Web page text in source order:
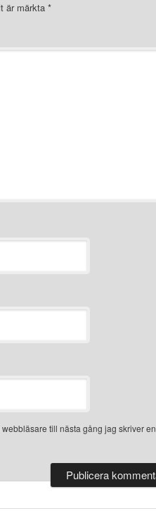
är märkta *
till nästa gång jag skriver en